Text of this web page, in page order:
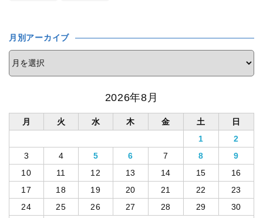
月別アーカイブ
2026年8月
月 火 水 木 金 土
日
1
2
3
4 5 6 7 8
9
10
11 12 13 14 15
16
17
18 19 20 21 22
23
24
25 26 27 28 29
30